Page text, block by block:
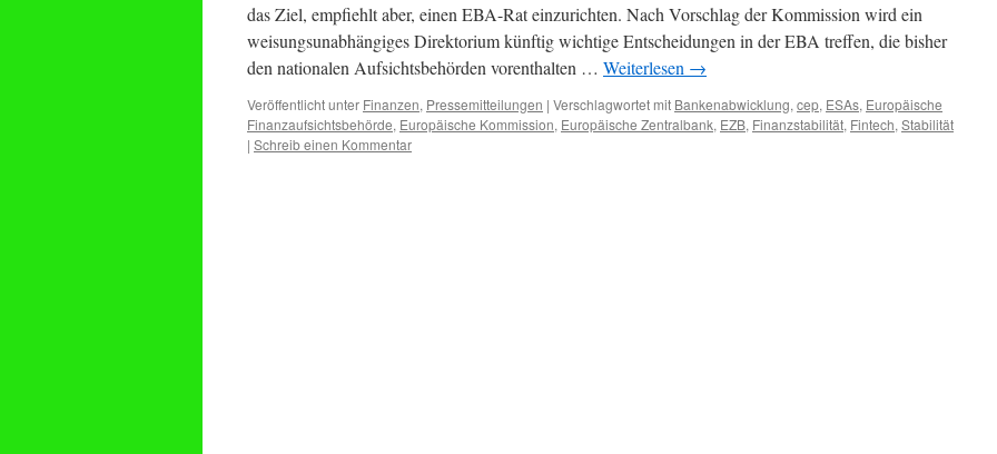
das Ziel, empfiehlt aber, einen EBA-Rat einzurichten. Nach Vorschlag der Kommission wird ein
weisungsunabhängiges Direktorium künftig wichtige Entscheidungen in der EBA treffen, die bisher
den nationalen Aufsichtsbehörden vorenthalten … Weiterlesen →
Veröffentlicht unter Finanzen, Pressemitteilungen | Verschlagwortet mit Bankenabwicklung, cep, ESAs, Europäische
Finanzaufsichtsbehörde, Europäische Kommission, Europäische Zentralbank, EZB, Finanzstabilität, Fintech, Stabilität
| Schreib einen Kommentar